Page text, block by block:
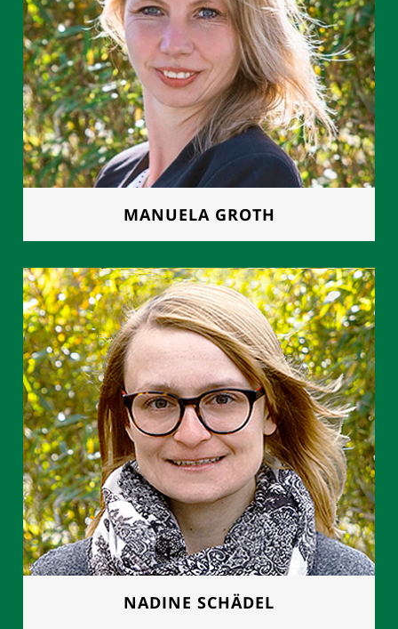
MANUELA GROTH
FRAU MANUELA GROTH
Geschäftsleitung
0177 - 8892614
NADINE SCHÄDEL